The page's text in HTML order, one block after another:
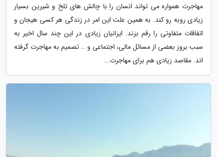
مهاجرت همواره می تواند انسان را با چالش های تلخ و شیرین بسیار
زیادی روبه رو کند. به همین علت این امر در زندگی هر کسی هیجان و
اتفاقات متفاوتی را رقم بزند. ایرانیان زیادی در این چند سال اخیر به
سبب بروز بعضی از مسائل مالی، اجتماعی و … تصمیم به مهاجرت گرفته
اند. مقاصد زیادی هم برای مهاجرت...